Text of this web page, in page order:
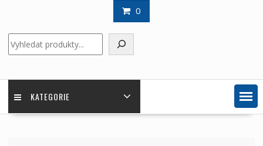
0
KATEGORIE